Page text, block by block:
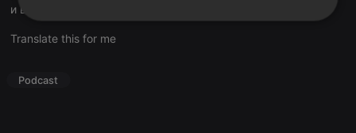
и вкусным.
Translate this for me
Podcast
Strictly
necessary
Targeting Functionality